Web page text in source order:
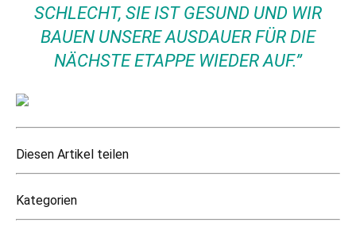
SCHLECHT, SIE IST GESUND UND WIR
BAUEN UNSERE AUSDAUER FÜR DIE
NÄCHSTE ETAPPE WIEDER AUF.”
Diesen Artikel teilen
Kategorien